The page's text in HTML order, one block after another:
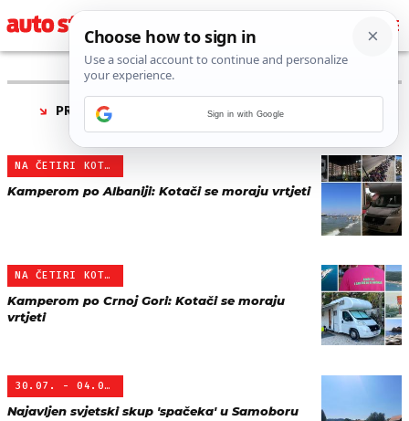
PRONAĐENO 123 REZULTATA ZA AUTORA “
MAJCAN”
NA ČETIRI KOTAČA
Kamperom po Albaniji: Kotači se moraju vrtjeti
NA ČETIRI KOTAČA
Kamperom po Crnoj Gori: Kotači se moraju
vrtjeti
30.07. - 04.08.
Najavljen svjetski skup 'spačeka' u Samoboru
Sign in with Google